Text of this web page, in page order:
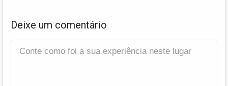
Deixe um comentário